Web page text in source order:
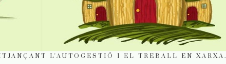
L'AUTOGESTIÓ I EL TREBALL EN XARXA.